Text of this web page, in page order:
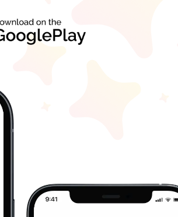
потрібно сидіти довгий час?
ніби в вас працює заведений